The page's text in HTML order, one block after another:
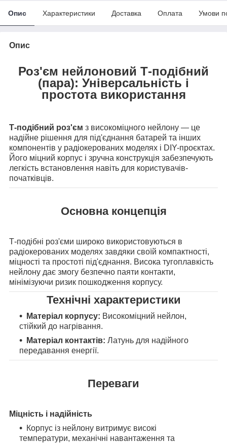
Опис Характеристики Доставка Оплата Умови
Опис
Роз'єм нейлоновий Т-подібний
(пара): Універсальність і
простота використання
Т-подібний роз'єм з високоміцного нейлону — це
надійне рішення для під'єднання батарей та інших
компонентів у радіокерованих моделях і DIY-проєктах.
Його міцний корпус і зручна конструкція забезпечують
легкість встановлення навіть для користувачів-
початківців.
Основна концепція
Т-подібні роз'єми широко використовуються в
радіокерованих моделях завдяки своїй компактності,
міцності та простоті під'єднання. Висока тугоплавкість
нейлону дає змогу безпечно паяти контакти,
мінімізуючи ризик пошкодження корпусу.
Технічні характеристики
Матеріал корпусу: Високоміцний нейлон,
стійкий до нагрівання.
Матеріал контактів: Латунь для надійного
передавання енергії.
Переваги
Міцність і надійність
Корпус із нейлону витримує високі
температури, механічні навантаження та